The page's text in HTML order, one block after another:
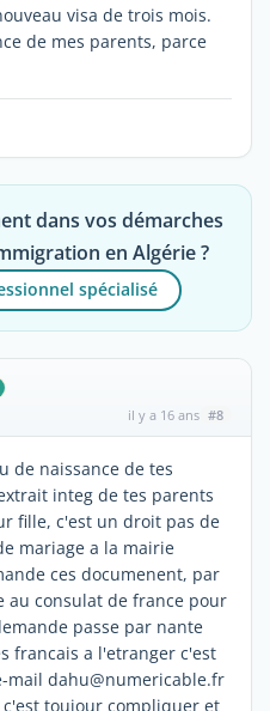
visa de trois mois.
de mes parents, parce
dans vos démarches
en Algérie ?
spécialisé
il y a 16 ans #8
de naissance de tes
integ de tes parents
fille, c'est un droit pas de
mariage a la mairie
ces documenent, par
consulat de france pour
passe par nante
francais a l'etranger c'est
mail dahu@numericable.fr
toujour compliquer et